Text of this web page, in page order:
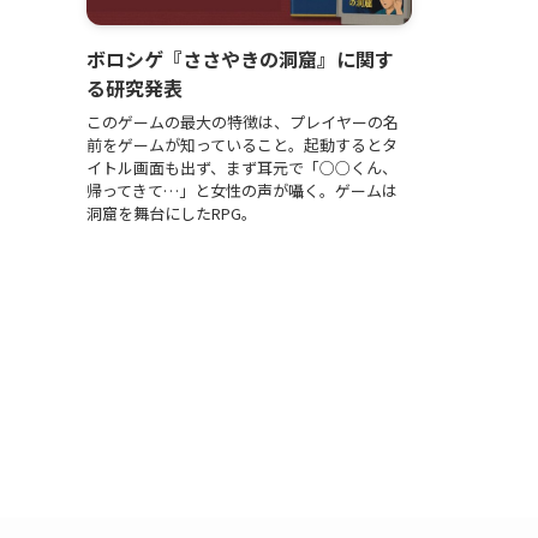
ボロシゲ『ささやきの洞窟』に関す
る研究発表
このゲームの最大の特徴は、プレイヤーの名
前をゲームが知っていること。起動するとタ
イトル画面も出ず、まず耳元で「○○くん、
帰ってきて…」と女性の声が囁く。ゲームは
洞窟を舞台にしたRPG。